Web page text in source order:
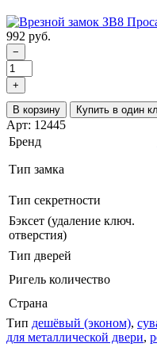
992 руб.
−
+
В корзину Купить в один
Арт: 12445
Бренд
Тип замка
Тип секретности
Бэксет (удаление ключ.
отверстия)
Тип дверей
Ригель количество
Страна
Тип дешёвый (эконом),
для металлической двери,